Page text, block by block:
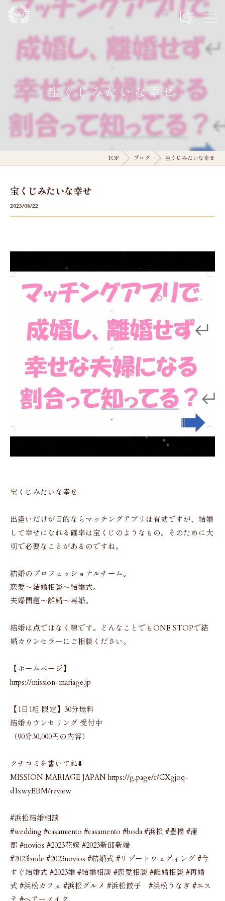
宝くじみたいな幸せ
TOP ブログ 宝くじみたいな幸せ
宝くじみたいな幸せ
2023/08/22
宝くじみたいな幸せ
出逢いだけが目的ならマッチングアプリは有効ですが、結婚
して幸せになれる確率は宝くじのようなもの。そのために大
切で必要なことがあるのですね。
結婚のプロフェッショナルチーム。
恋愛〜結婚相談〜結婚式。
夫婦問題〜離婚〜再婚。
結婚は点ではなく線です。どんなことでもONE STOPで結
婚カウンセラーにご相談ください。
【ホームページ】
https://mission-mariage.jp
【1日1組 限定】30分無料
結婚カウンセリング 受付中
（90分30,000円の内容）
クチコミを書いてね⬇️
MISSION MARIAGE JAPAN https://g.page/r/CXgjoq-
d1xwyEBM/review
#浜松結婚相談
#wedding #casamiento #casamento #boda #浜松 #豊橋 #蒲
郡 #novios #2023花嫁 #2023新郎新婦
#2023bride #2023novios #結婚式 #リゾートウェディング #今
すぐ結婚式 #2023婚 #結婚相談 #恋愛相談 #離婚相談 #再婚
式 #浜松カフェ #浜松グルメ #浜松餃子 #浜松うなぎ #エス